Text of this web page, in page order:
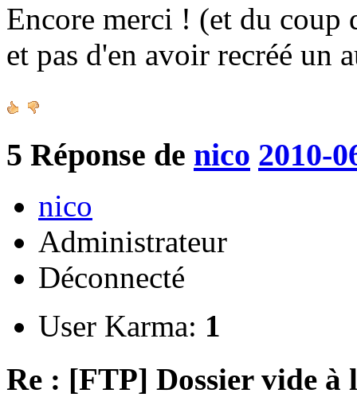
Encore merci ! (et du coup
et pas d'en avoir recréé un
5 Réponse de nico 2010-
nico
Administrateur
Déconnecté
User Karma: 1
Re : [FTP] Dossier vide à